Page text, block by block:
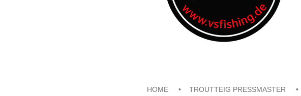
HOME TROUTTEIG PRESSMASTER